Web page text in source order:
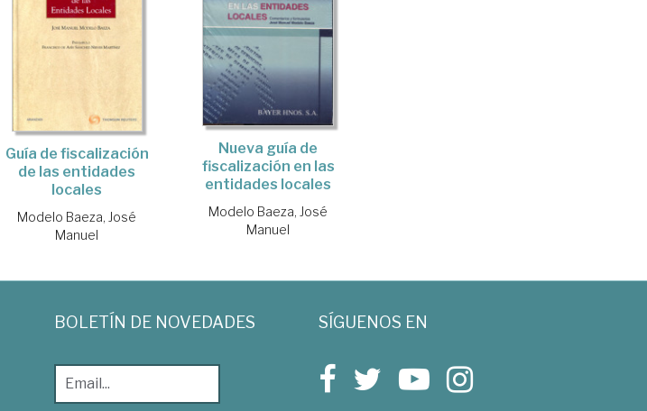
Guía de fiscalización
de las entidades
locales
Modelo Baeza, José
Manuel
Nueva guía de
fiscalización en las
entidades locales
Modelo Baeza, José
Manuel
BOLETÍN DE NOVEDADES SÍGUENOS EN